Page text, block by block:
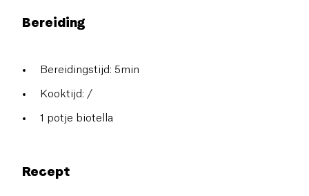
Bereiding
Bereidingstijd: 5min
Kooktijd: /
1 potje biotella
Recept